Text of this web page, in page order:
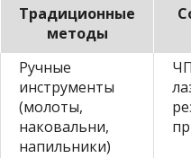
Традиционные
методы
Ручные
инструменты
(молоты,
наковальни,
напильники)